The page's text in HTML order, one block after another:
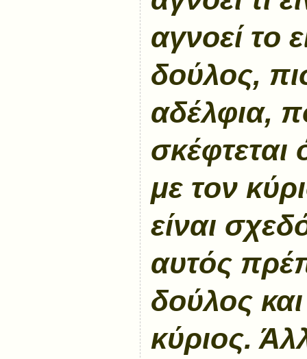
αγνοεί το
δούλος,
αδέλφια,
σκέφτεται
με τον
είναι
αυτός
δούλος
κύριος.